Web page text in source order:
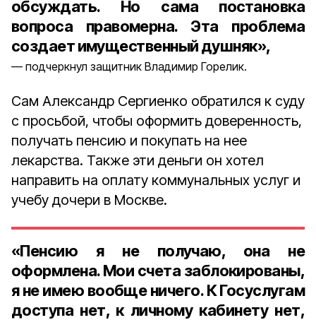
обсуждать. Но сама постановка
вопроса правомерна. Эта проблема
создает имущественный душняк»,
подчеркнул защитник Владимир Горелик.
Сам Александр Сергиенко обратился к суду
с просьбой, чтобы оформить доверенность,
получать пенсию и покупать на нее
лекарства. Также эти деньги он хотел
направить на оплату коммунальных услуг и
учебу дочери в Москве.
«Пенсию я не получаю, она не
оформлена. Мои счета заблокированы,
я не имею вообще ничего. К Госуслугам
доступа нет, к личному кабинету нет,